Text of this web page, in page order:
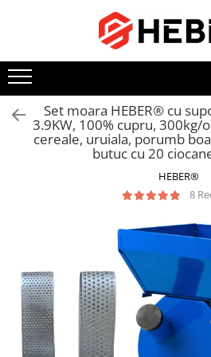
Toate Produsele
Mixere cu bol
Aer conditionat
Friteuze cu aer cald
Pompe de apa
Pompe submersibile nisip
Hidrofor cu pompa submersibila
Pompe de stropit
Pompe de stropit electrice
Set moara HEBER® cu
3.9KW, 100% cupru, 300kg/
cereale, uruiala, porumb
butuc cu 20
HEBER®
8